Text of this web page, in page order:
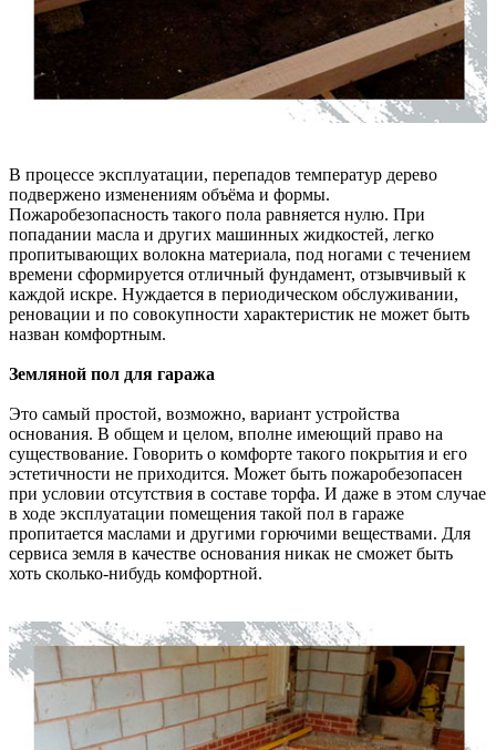
В процессе эксплуатации, перепадов температур дерево
подвержено изменениям объёма и формы.
Пожаробезопасность такого пола равняется нулю. При
попадании масла и других машинных жидкостей, легко
пропитывающих волокна материала, под ногами с течением
времени сформируется отличный фундамент, отзывчивый к
каждой искре. Нуждается в периодическом обслуживании,
реновации и по совокупности характеристик не может быть
назван комфортным.
Земляной пол для гаража
Это самый простой, возможно, вариант устройства
основания. В общем и целом, вполне имеющий право на
существование. Говорить о комфорте такого покрытия и его
эстетичности не приходится. Может быть пожаробезопасен
при условии отсутствия в составе торфа. И даже в этом случае
в ходе эксплуатации помещения такой пол в гараже
пропитается маслами и другими горючими веществами. Для
сервиса земля в качестве основания никак не сможет быть
хоть сколько-нибудь комфортной.